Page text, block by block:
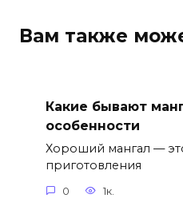
Вам также
Какие бывают
особенности
Хороший мангал —
приготовления
0 1к.